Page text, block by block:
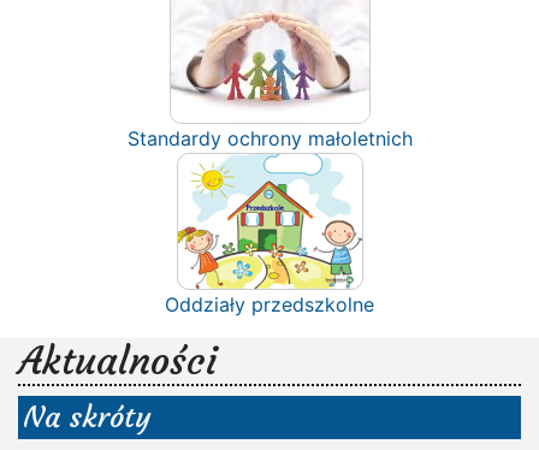
Standardy ochrony małoletnich
Oddziały przedszkolne
Aktualności
Na skróty